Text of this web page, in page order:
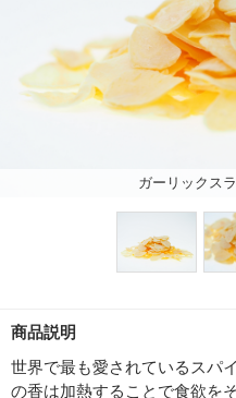
ガーリックス
商品説明
世界で最も愛されているスパ
の香は加熱することで食欲を